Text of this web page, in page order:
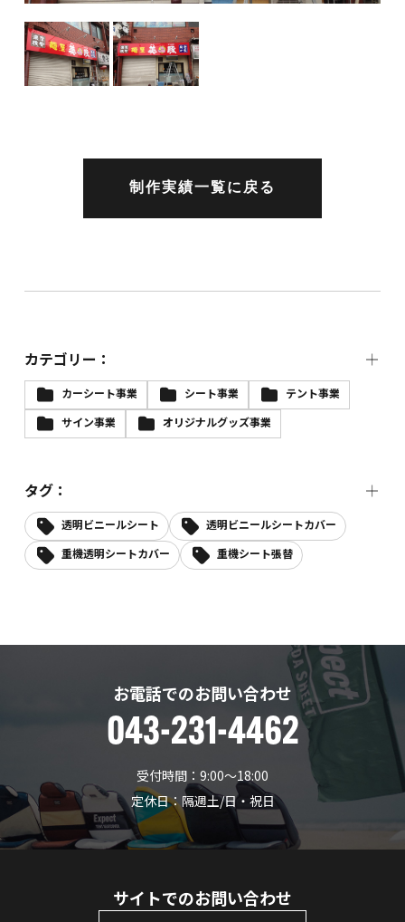
制作実績一覧に戻る
カテゴリー：
カーシート事業 シート事業
テント事業
サイン事業
オリジナルグッズ事業
タグ：
透明ビニールシート
透明ビニールシートカバー
重機透明シートカバー
重機シート張替
お電話でのお問い合わせ
043-231-4462
受付時間：9:00〜18:00
定休日：隔週土/日・祝日
サイトでのお問い合わせ